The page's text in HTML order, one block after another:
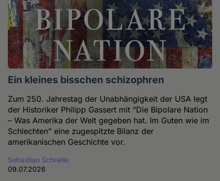
Ein kleines bisschen schizophren
Zum 250. Jahrestag der Unabhängigkeit der USA legt
der Historiker Philipp Gassert mit “Die Bipolare Nation
– Was Amerika der Welt gegeben hat. Im Guten wie im
Schlechten” eine zugespitzte Bilanz der
amerikanischen Geschichte vor.
Sebastian Schnelle
09.07.2026